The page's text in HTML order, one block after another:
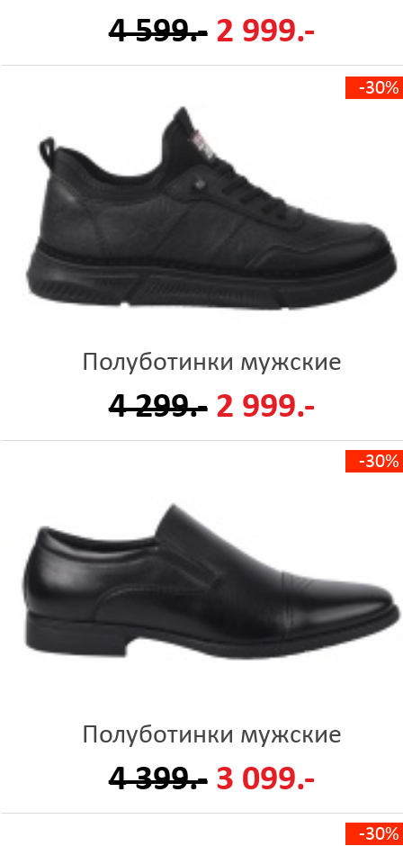
4 599.- 2 999.-
-30%
Полуботинки мужские
4 299.- 2 999.-
-30%
Полуботинки мужские
4 399.- 3 099.-
-30%